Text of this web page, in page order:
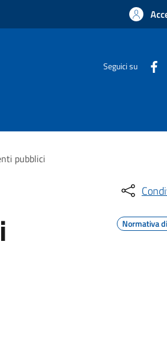
Seguici su
pubblici
Normativa